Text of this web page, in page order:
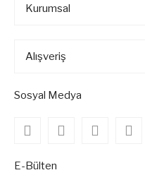
Kurumsal
Alışveriş
Sosyal Medya
E-Bülten